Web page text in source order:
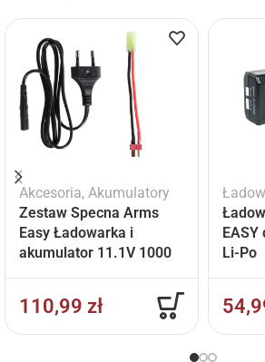
Akcesoria, Akumulatory
Zestaw Specna Arms
Easy Ładowarka i
akumulator 11.1V 1000
110,99 zł
Li-Po